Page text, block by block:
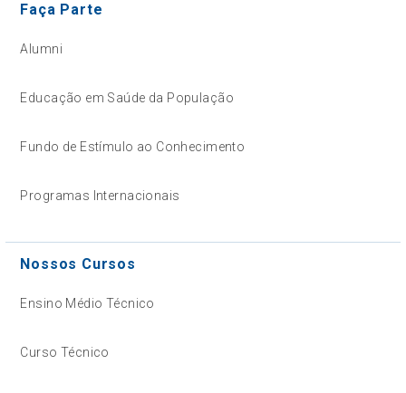
Faça Parte
Alumni
Educação em Saúde da População
Fundo de Estímulo ao Conhecimento
Programas Internacionais
Nossos Cursos
Ensino Médio Técnico
Curso Técnico